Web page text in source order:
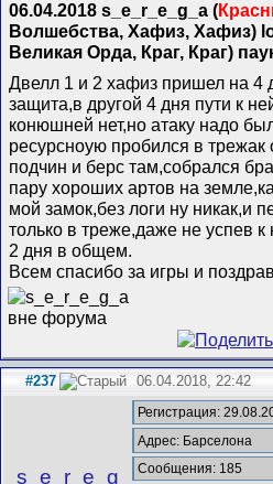
06.04.2018 s_e_r_e_g_a (
Волшебства, Хафиз, Хафиз)
Великая Орда, Краг, Краг)
Двелл 1 и 2 хафиз пришел на 4
защита,в другой 4 дня пути к
конюшней нет,но атаку надо
ресурсноую пробился в
подчин и берс там,собрался
пару хороших артов на
мой замок,без логи ну никак,и
только в треже,даже не успев
2 дня в общем.
Всем спасибо за игры и
#237 06.04.2018, 22:42
s_e_r_e_g_
Регистрация:
Адрес: Барселона
Сообщения: 185